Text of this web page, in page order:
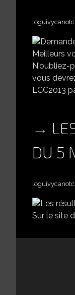
Meilleurs
N'oubliez-
vous
LCC2013
DU 5
Sur le site